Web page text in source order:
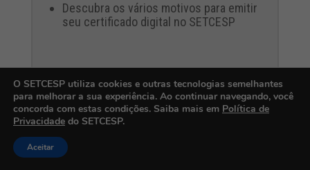
Descubra os vários motivos para emitir
seu certificado digital no SETCESP
O SETCESP utiliza cookies e outras tecnologias semelhantes
para melhorar a sua experiência. Ao continuar navegando, você
concorda com estas condições. Saiba mais em Política de
Privacidade do SETCESP.
Aceitar